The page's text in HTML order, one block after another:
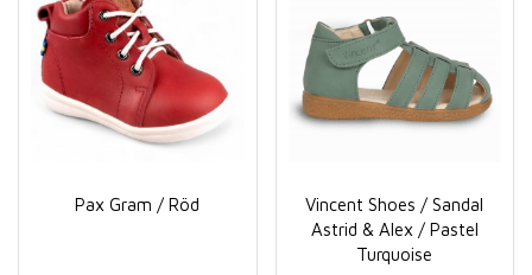
Pax Gram / Röd
Vincent Shoes / Sandal
Astrid & Alex / Pastel
Turquoise